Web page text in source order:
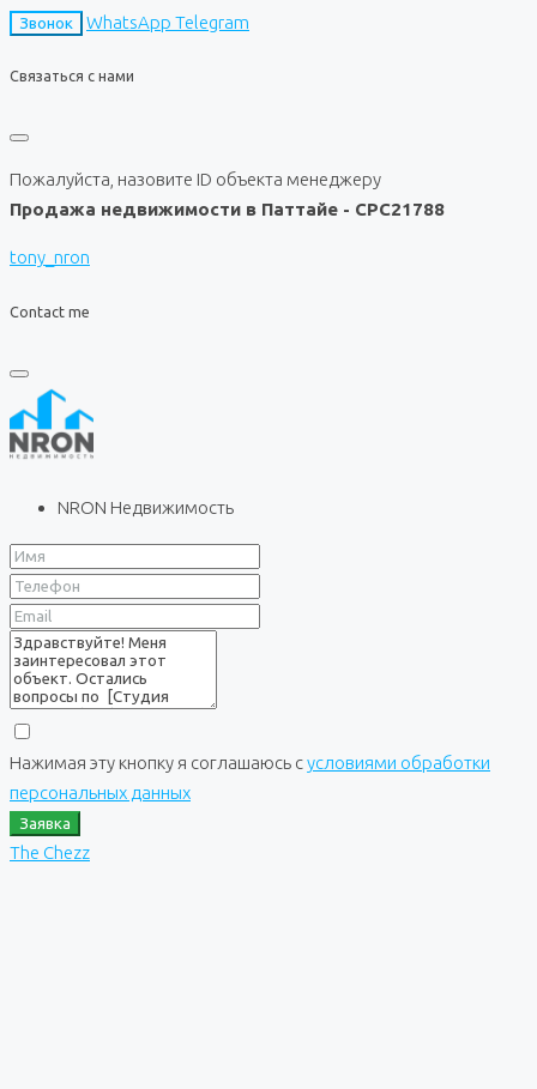
Звонок WhatsApp Telegram
Связаться с нами
Пожалуйста, назовите ID объекта менеджеру
Продажа недвижимости в Паттайе - CPC21788
tony_nron
Contact me
NRON Недвижимость
Нажимая эту кнопку я соглашаюсь сусловиями обработки
персональных данных
Заявка
The Chezz